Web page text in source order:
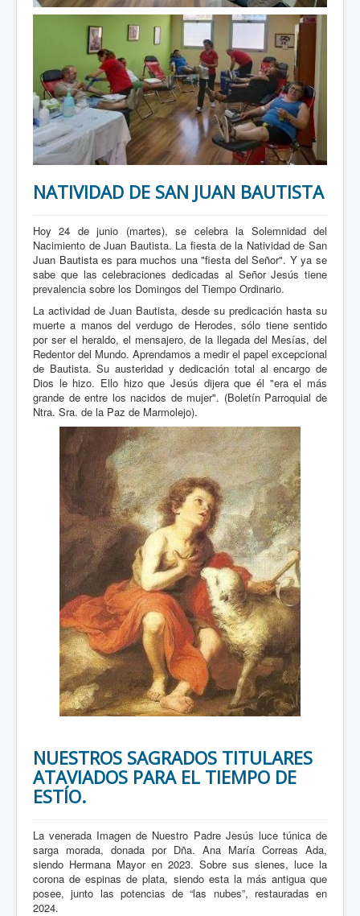
NATIVIDAD DE SAN JUAN BAUTISTA
Hoy 24 de junio (martes), se celebra la Solemnidad del
Nacimiento de Juan Bautista. La fiesta de la Natividad de San
Juan Bautista es para muchos una "fiesta del Señor". Y ya se
sabe que las celebraciones dedicadas al Señor Jesús tiene
prevalencia sobre los Domingos del Tiempo Ordinario.
La actividad de Juan Bautista, desde su predicación hasta su
muerte a manos del verdugo de Herodes, sólo tiene sentido
por ser el heraldo, el mensajero, de la llegada del Mesías, del
Redentor del Mundo. Aprendamos a medir el papel excepcional
de Bautista. Su austeridad y dedicación total al encargo de
Dios le hizo. Ello hizo que Jesús dijera que él "era el más
grande de entre los nacidos de mujer". (Boletín Parroquial de
Ntra. Sra. de la Paz de Marmolejo).
NUESTROS SAGRADOS TITULARES
ATAVIADOS PARA EL TIEMPO DE
ESTÍO.
La venerada Imagen de Nuestro Padre Jesús luce túnica de
sarga morada, donada por Dña. Ana María Correas Ada,
siendo Hermana Mayor en 2023. Sobre sus sienes, luce la
corona de espinas de plata, siendo esta la más antigua que
posee, junto las potencias de “las nubes”, restauradas en
2024.